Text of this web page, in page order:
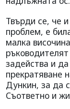
Твърди се, че
проблем, е
малка
задейства и
прекратяване
Дункин, за да
Съответно и